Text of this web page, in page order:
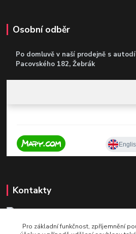
Osobní odběr
Po domluvě v naší prodejně s
Pacovského 182, Žebrák
Kontakty
+420 604 921 321
Pro základní funkčnost, zpříjemnění